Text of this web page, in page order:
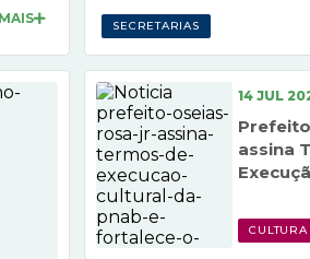
SECRETARIAS
14 JUL
assina
CULTURA